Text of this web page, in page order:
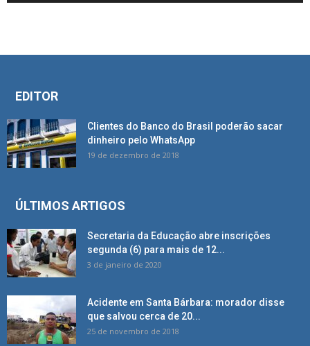
EDITOR
Clientes do Banco do Brasil poderão sacar
dinheiro pelo WhatsApp
19 de dezembro de 2018
ÚLTIMOS ARTIGOS
Secretaria da Educação abre inscrições
segunda (6) para mais de 12...
3 de janeiro de 2020
Acidente em Santa Bárbara: morador disse
que salvou cerca de 20...
25 de novembro de 2018